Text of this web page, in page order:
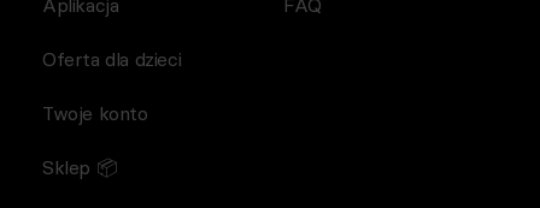
Aplikacja FAQ
Oferta dla dzieci
Twoje konto
Sklep 📦